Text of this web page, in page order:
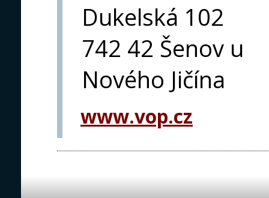
Dukelská 102
742 42 Šenov u
Nového Jičína
www.vop.cz